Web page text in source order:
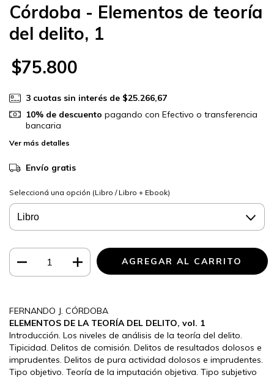
Córdoba - Elementos de teoría
del delito, 1
$75.800
3 cuotas sin interés de $25.266,67
10% de descuento pagando con Efectivo o transferencia
bancaria
Ver más detalles
Envío gratis
Seleccioná una opción (Libro / Libro + Ebook)
FERNANDO J. CÓRDOBA
ELEMENTOS DE LA TEORÍA DEL DELITO, vol. 1
Introducción. Los niveles de análisis de la teoría del delito.
Tipicidad. Delitos de comisión. Delitos de resultados dolosos e
imprudentes. Delitos de pura actividad dolosos e imprudentes.
Tipo objetivo. Teoría de la imputación objetiva. Tipo subjetivo